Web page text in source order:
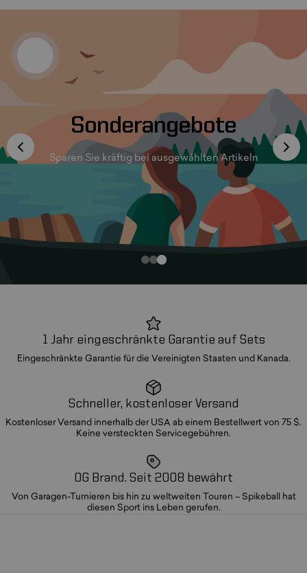
Willkommen in unserem
Geschäft
Entdecken Sie fantastische Produkte
Sonderangebote
Sparen Sie kräftig bei ausgewählten Artikeln
1 Jahr eingeschränkte Garantie auf Sets
Eingeschränkte Garantie für die Vereinigten Staaten und Kanada.
Schneller, kostenloser Versand
Kostenloser Versand innerhalb der USA ab einem Bestellwert von 75 $.
Keine versteckten Servicegebühren.
OG Brand. Seit 2008 bewährt
Von Garagen-Turnieren bis hin zu weltweiten Touren – Spikeball hat
diesen Sport ins Leben gerufen.